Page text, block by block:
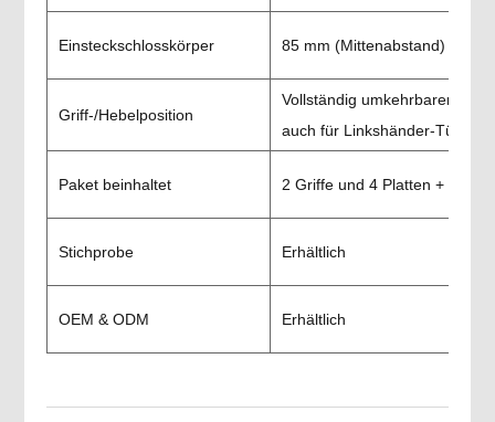
Einsteckschlosskörper 85 mm (Mittenabstand) * 60
Griff-/Hebelposition
Vollständig umkehrbarer
auch für Linkshänder-Türen
Paket beinhaltet 2 Griffe und 4 Platten +
Stichprobe Erhältlich
OEM & ODM Erhältlich